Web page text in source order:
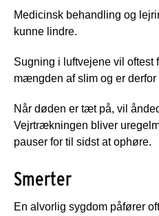
Medicinsk behandling og
kunne lindre.
Sugning i luftvejene vil
mængden af slim og er derfor
Når døden er tæt på, vil
Vejrtrækningen bliver
pauser for til sidst at ophøre.
Smerter
En alvorlig sygdom påfører